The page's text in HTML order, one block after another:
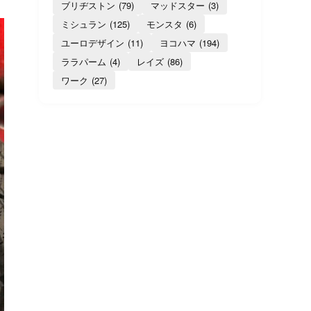
ブリヂストン (79) マッドスター (3)
ミシュラン (125) モンスタ (6)
ユーロデザイン (11) ヨコハマ (194)
ララパーム (4) レイズ (86)
ワーク (27)